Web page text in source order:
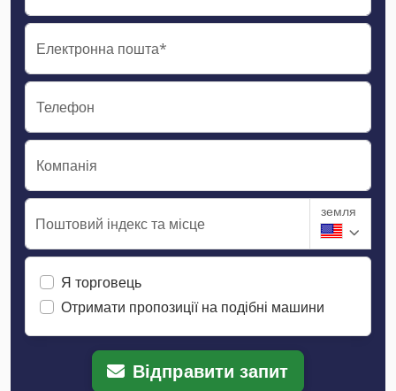
Електронна пошта*
Телефон
Компанія
Поштовий індекс та місце
земля
Я торговець
Отримати пропозиції на подібні машини
Відправити запит